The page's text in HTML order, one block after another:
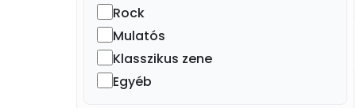
Rock
Mulatós
Klasszikus zene
Egyéb